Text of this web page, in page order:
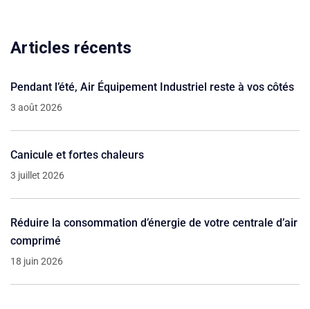
Articles récents
Pendant l’été, Air Équipement Industriel reste à vos côtés
3 août 2026
Canicule et fortes chaleurs
3 juillet 2026
Réduire la consommation d’énergie de votre centrale d’air
comprimé
18 juin 2026